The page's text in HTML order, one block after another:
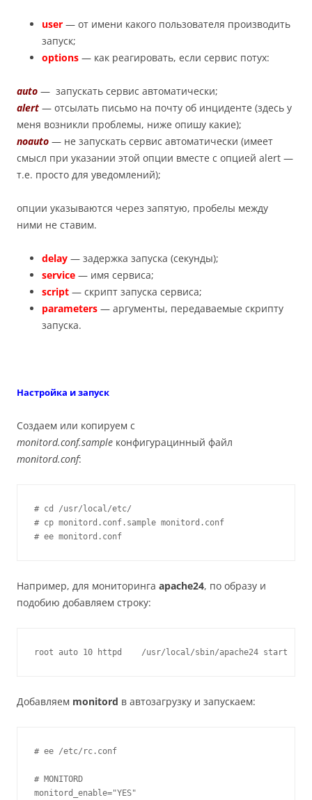
user — от имени какого пользователя производить
запуск;
options — как реагировать, если сервис потух:
auto — запускать сервис автоматически;
alert — отсылать письмо на почту об инциденте (здесь у
меня возникли проблемы, ниже опишу какие);
noauto — не запускать сервис автоматически (имеет
смысл при указании этой опции вместе с опцией alert —
т.е. просто для уведомлений);
опции указываются через запятую, пробелы между
ними не ставим.
delay — задержка запуска (секунды);
service — имя сервиса;
script — скрипт запуска сервиса;
parameters — аргументы, передаваемые скрипту
запуска.
Настройка и запуск
Создаем или копируем с
monitord.conf.sample конфигурацинный файл
monitord.conf:
# cd /usr/local/etc/
# cp monitord.conf.sample monitord.conf
# ee monitord.conf
Например, для мониторинга apache24, по образу и
подобию добавляем строку:
root auto 10 httpd    /usr/local/sbin/apache24 start
Добавляем monitord в автозагрузку и запускаем:
# ee /etc/rc.conf
# MONITORD
monitord_enable="YES"